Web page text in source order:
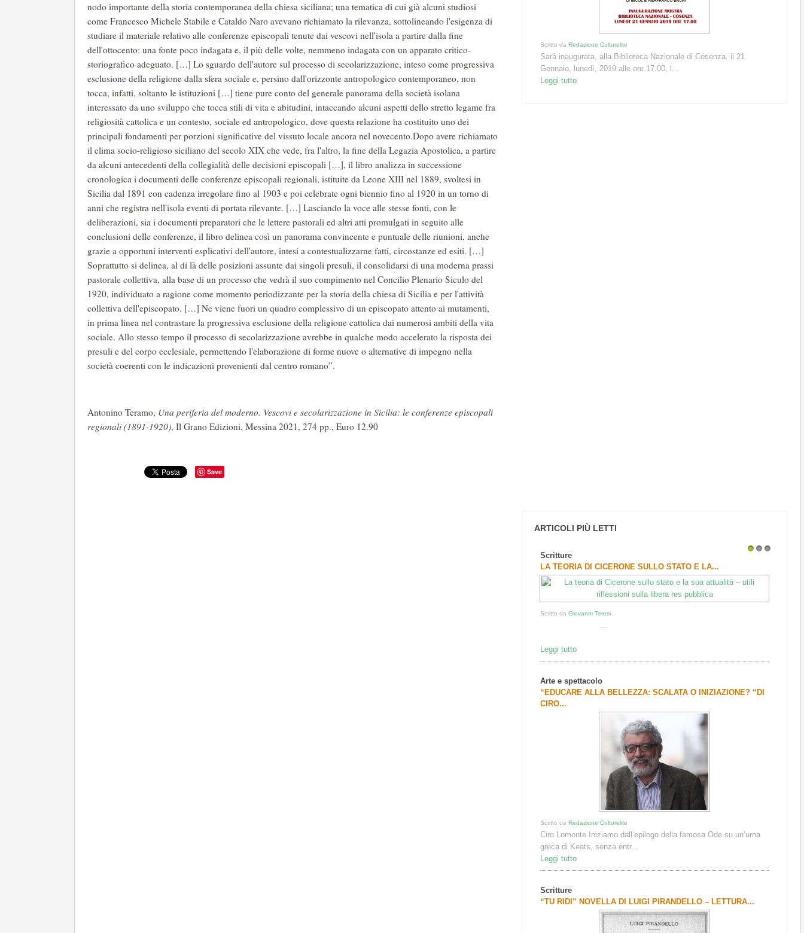
nodo importante della storia contemporanea della chiesa siciliana; una tematica di cui già alcuni studiosi
come Francesco Michele Stabile e Cataldo Naro avevano richiamato la rilevanza, sottolineando l'esigenza di
studiare il materiale relativo alle conferenze episcopali tenute dai vescovi nell'isola a partire dalla fine
dell'ottocento: una fonte poco indagata e, il più delle volte, nemmeno indagata con un apparato critico-
storiografico adeguato. […] Lo sguardo dell'autore sul processo di secolarizzazione, inteso come progressiva
esclusione della religione dalla sfera sociale e, persino dall'orizzonte antropologico contemporaneo, non
tocca, infatti, soltanto le istituzioni […] tiene pure conto del generale panorama della società isolana
interessato da uno sviluppo che tocca stili di vita e abitudini, intaccando alcuni aspetti dello stretto legame fra
religiosità cattolica e un contesto, sociale ed antropologico, dove questa relazione ha costituito uno dei
principali fondamenti per porzioni significative del vissuto locale ancora nel novecento.Dopo avere richiamato
il clima socio-religioso siciliano del secolo XIX che vede, fra l'altro, la fine della Legazia Apostolica, a partire
da alcuni antecedenti della collegialità delle decisioni episcopali […], il libro analizza in successione
cronologica i documenti delle conferenze episcopali regionali, istituite da Leone XIII nel 1889, svoltesi in
Sicilia dal 1891 con cadenza irregolare fino al 1903 e poi celebrate ogni biennio fino al 1920 in un torno di
anni che registra nell'isola eventi di portata rilevante. […] Lasciando la voce alle stesse fonti, con le
deliberazioni, sia i documenti preparatori che le lettere pastorali ed altri atti promulgati in seguito alle
conclusioni delle conferenze, il libro delinea così un panorama convincente e puntuale delle riunioni, anche
grazie a opportuni interventi esplicativi dell'autore, intesi a contestualizzarne fatti, circostanze ed esiti. […]
Soprattutto si delinea, al di là delle posizioni assunte dai singoli presuli, il consolidarsi di una moderna prassi
pastorale collettiva, alla base di un processo che vedrà il suo compimento nel Concilio Plenario Siculo del
1920, individuato a ragione come momento periodizzante per la storia della chiesa di Sicilia e per l'attività
collettiva dell'episcopato. […] Ne viene fuori un quadro complessivo di un episcopato attento ai mutamenti,
in prima linea nel contrastare la progressiva esclusione della religione cattolica dai numerosi ambiti della vita
sociale. Allo stesso tempo il processo di secolarizzazione avrebbe in qualche modo accelerato la risposta dei
presuli e del corpo ecclesiale, permettendo l'elaborazione di forme nuove o alternative di impegno nella
società coerenti con le indicazioni provenienti dal centro romano”.
Antonino Teramo, Una periferia del moderno. Vescovi e secolarizzazione in Sicilia: le conferenze episcopali
regionali (1891-1920), Il Grano Edizioni, Messina 2021, 274 pp., Euro 12.90
Save
Scritto daRedazione Culturelite
Sarà inaugurata, alla Biblioteca Nazionale di Cosenza. il 21
Gennaio, lunedì, 2019 alle ore 17.00, l...
Leggi tutto
ARTICOLI PIÙ LETTI
Scritture
LA TEORIA DI CICERONE SULLO STATO E LA...
Scritto daGiovanni Teresi
...
Leggi tutto
Arte e spettacolo
“EDUCARE ALLA BELLEZZA: SCALATA O INIZIAZIONE? “DI
CIRO...
Scritto daRedazione Culturelite
Ciro Lomonte Iniziamo dall’epilogo della famosa Ode su un’urna
greca di Keats, senza entr...
Leggi tutto
Scritture
“TU RIDI” NOVELLA DI LUIGI PIRANDELLO – LETTURA...